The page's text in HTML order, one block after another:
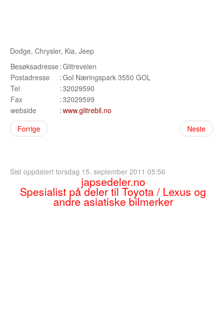
Troms
Telemark
Sør Trøndelag
Nordland
Vestfold
Østfold
Dodge, Chrysler, Kia, Jeep
Besøksadresse :Glitreveien
Postadresse
:Gol Næringspark 3550 GOL
Tel
:32029590
Fax
:32029599
webside
:www.glitrebil.no
Forrige
Neste
Sist oppdatert torsdag 15. september 2011 05:56
japsedeler.no
Spesialist på deler til Toyota / Lexus og
andre asiatiske bilmerker